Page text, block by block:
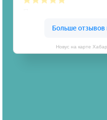
Новус на карте